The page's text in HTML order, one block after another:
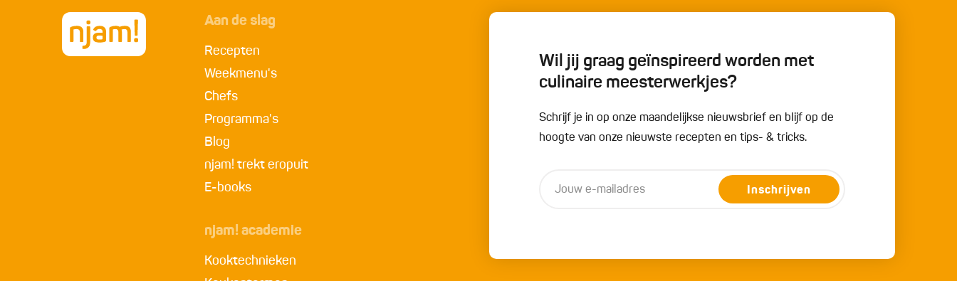
Aan de slag
Recepten
Weekmenu's
Chefs
Programma's
Blog
njam! trekt eropuit
E-books
njam! academie
Kooktechnieken
Wil jij graag geïnspireerd worden met
culinaire meesterwerkjes?
Schrijf je in op onze maandelijkse nieuwsbrief en blijf op de
hoogte van onze nieuwste recepten en tips- & tricks.
Inschrijven